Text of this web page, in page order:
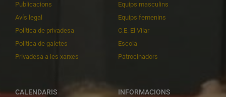
Publicacions
Avís legal
Política de privadesa
Política de galetes
Privadesa a les xarxes
Equips masculins
Equips femenins
C.E. El Vilar
Escola
Patrocinadors
CALENDARIS INFORMACIONS